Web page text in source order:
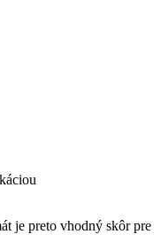
je preto vhodný skôr pre